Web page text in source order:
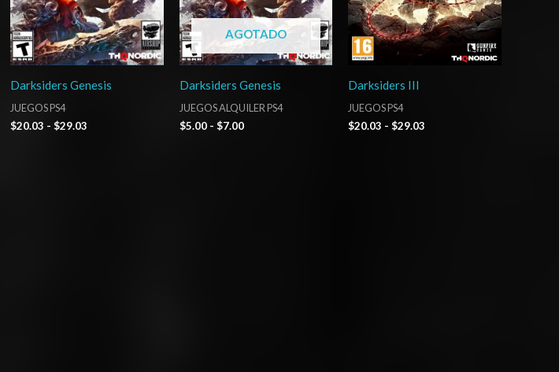
Darksiders Genesis
JUEGOS PS4
$20.03 - $29.03
AGOTADO
Darksiders Genesis
JUEGOS ALQUILER PS4
$5.00 - $7.00
Darksiders III
JUEGOS PS4
$20.03 - $29.03